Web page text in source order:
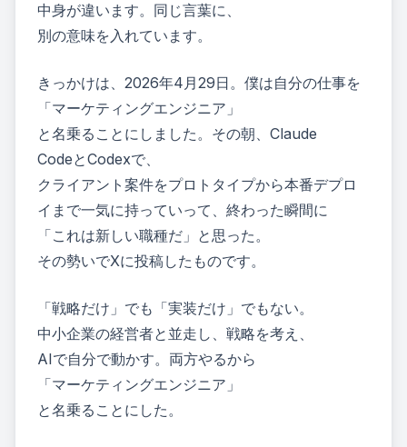
中身が違います。同じ言葉に、
別の意味を入れています。
きっかけは、2026年4月29日。僕は自分の仕事を
「マーケティングエンジニア」
と名乗ることにしました。その朝、Claude
CodeとCodexで、
クライアント案件をプロトタイプから本番デプロ
イまで一気に持っていって、終わった瞬間に
「これは新しい職種だ」と思った。
その勢いでXに投稿したものです。
「戦略だけ」でも「実装だけ」でもない。
中小企業の経営者と並走し、戦略を考え、
AIで自分で動かす。両方やるから
「マーケティングエンジニア」
と名乗ることにした。